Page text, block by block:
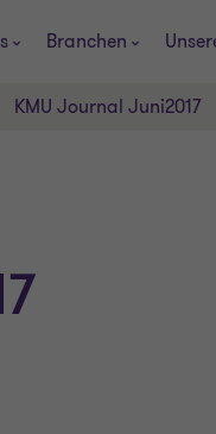
Branchen
KMU Journal Juni2017